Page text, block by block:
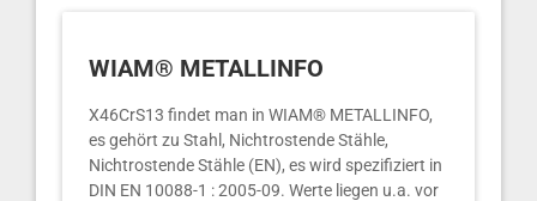
WIAM® METALLINFO
X46CrS13 findet man in WIAM® METALLINFO,
es gehört zu Stahl, Nichtrostende Stähle,
Nichtrostende Stähle (EN), es wird spezifiziert in
DIN EN 10088-1 : 2005-09. Werte liegen u.a. vor